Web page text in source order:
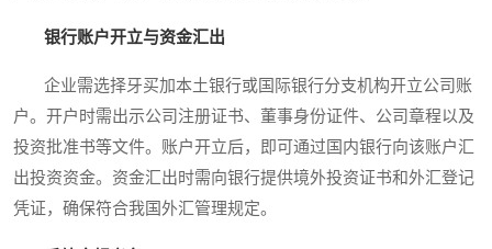
银行账户开立与资金汇出
企业需选择牙买加本土银行或国际银行分支机构开立公司账
户。开户时需出示公司注册证书、董事身份证件、公司章程以及
投资批准书等文件。账户开立后，即可通过国内银行向该账户汇
出投资资金。资金汇出时需向银行提供境外投资证书和外汇登记
凭证，确保符合我国外汇管理规定。